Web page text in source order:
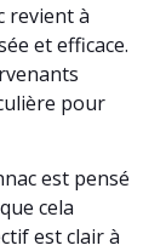
revient à
et efficace.
pour
est pensé
cela
est clair à